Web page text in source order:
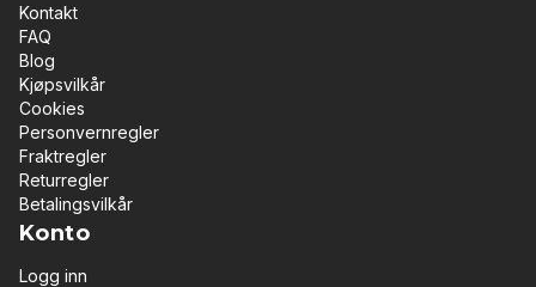
Kontakt
FAQ
Blog
Kjøpsvilkår
Cookies
Personvernregler
Fraktregler
Returregler
Betalingsvilkår
Konto
Logg inn